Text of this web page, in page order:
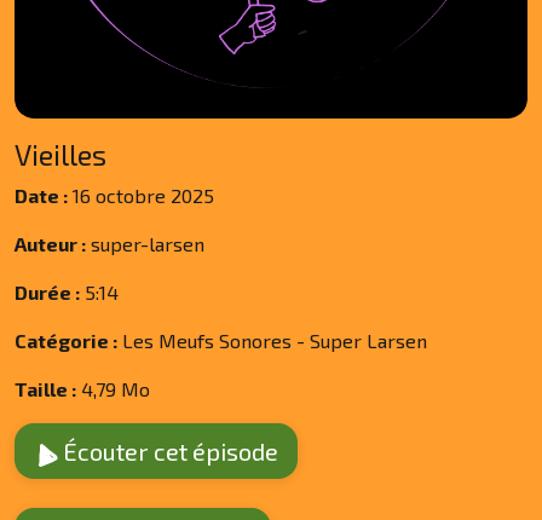
Vieilles
Date : 16 octobre 2025
Auteur : super-larsen
Durée : 5:14
Catégorie : Les Meufs Sonores - Super Larsen
Taille : 4,79 Mo
Écouter cet épisode